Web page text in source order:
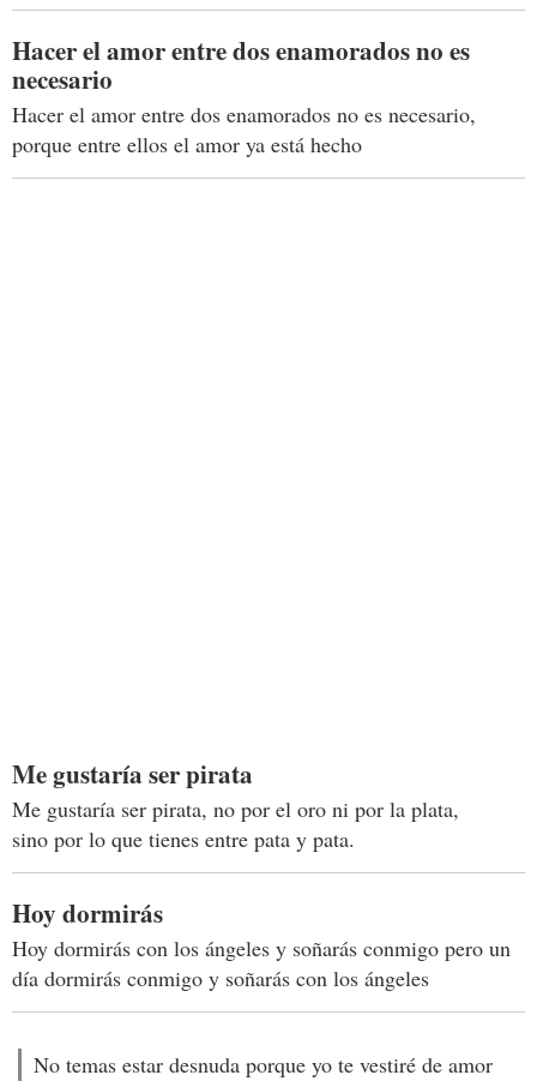
Hacer el amor entre dos enamorados no es
necesario
Hacer el amor entre dos enamorados no es necesario,
porque entre ellos el amor ya está hecho
Me gustaría ser pirata
Me gustaría ser pirata, no por el oro ni por la plata,
sino por lo que tienes entre pata y pata.
Hoy dormirás
Hoy dormirás con los ángeles y soñarás conmigo pero un
día dormirás conmigo y soñarás con los ángeles
No temas estar desnuda porque yo te vestiré de amor